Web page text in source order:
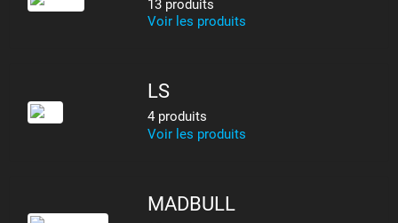
13 produits
Voir les produits
LS
4 produits
Voir les produits
MADBULL